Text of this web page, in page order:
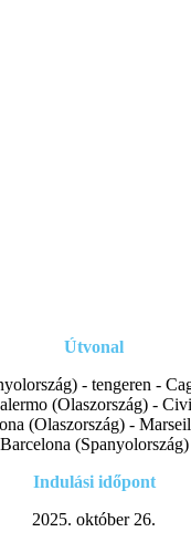
Útvonal
- tengeren -
(Olaszország) -
(Olaszország) -
Barcelona (Spanyolország)
Indulási időpont
2025. október 26.